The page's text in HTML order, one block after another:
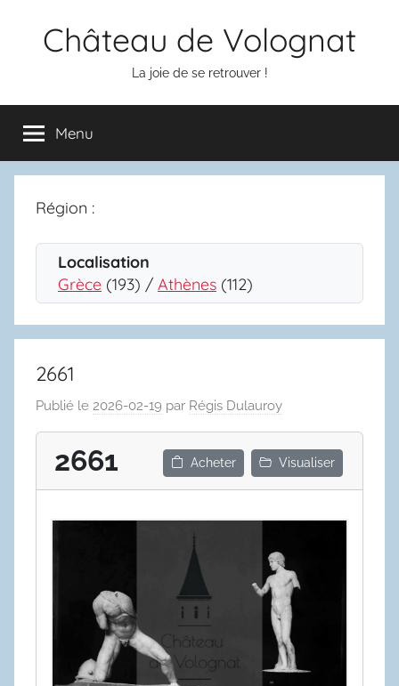
Château de Volognat
La joie de se retrouver !
Menu
Région :
Localisation
Grèce (193) / Athènes (112)
2661
Publié le 2026-02-19 par Régis Dulauroy
2661 Acheter Visualiser